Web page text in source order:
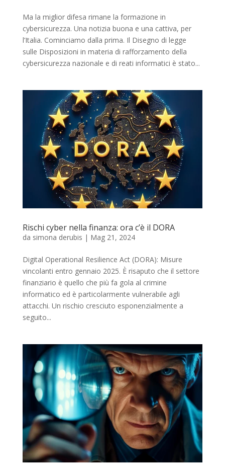
Ma la miglior difesa rimane la formazione in
cybersicurezza. Una notizia buona e una cattiva, per
l’Italia. Cominciamo dalla prima. Il Disegno di legge
sulle Disposizioni in materia di rafforzamento della
cybersicurezza nazionale e di reati informatici è stato...
Rischi cyber nella finanza: ora c’è il DORA
da simona derubis | Mag 21, 2024
Digital Operational Resilience Act (DORA): Misure
vincolanti entro gennaio 2025. È risaputo che il settore
finanziario è quello che più fa gola al crimine
informatico ed è particolarmente vulnerabile agli
attacchi. Un rischio cresciuto esponenzialmente a
seguito...